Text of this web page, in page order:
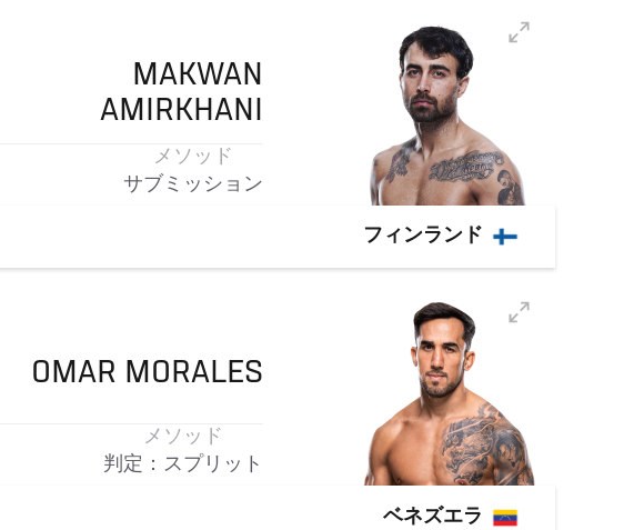
MAKWAN
AMIRKHANI
メソッド
サブミッション
フィンランド
OMAR MORALES
メソッド
判定：スプリット
ベネズエラ